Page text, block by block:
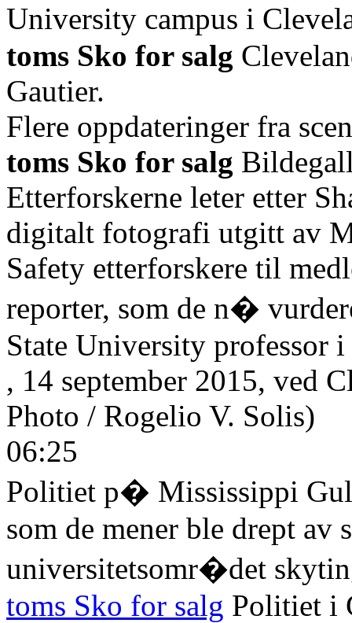
University campus i
toms Sko for salg
Gautier.
Flere oppdateringer fra
toms Sko for salg
Etterforskerne leter etter
digitalt fotografi utgitt av
Safety etterforskere til
reporter, som de n�
State University professor
, 14 september 2015, ved
Photo / Rogelio V. Solis)
06:25
Politiet p� Mississippi
som de mener ble drept av
universitetsomr�det
toms Sko for salg Politiet i